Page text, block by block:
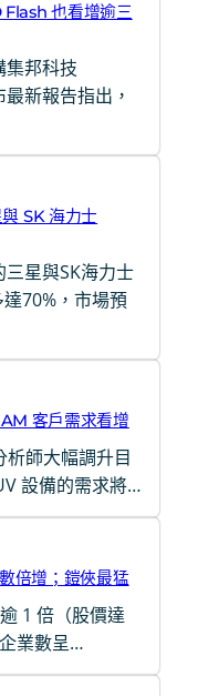
也看增逾三
集邦科技
新報告指出，
SK 海力士
星與SK海力士
70%，市場預
客戶需求看增
析師大幅調升目
設備的需求將…
倍增；鎧俠最猛
1 倍（股價達
業數呈…